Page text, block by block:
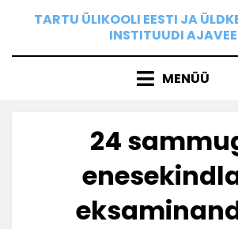
TARTU ÜLIKOOLI EESTI JA
INSTITUUDI
MENÜÜ
24